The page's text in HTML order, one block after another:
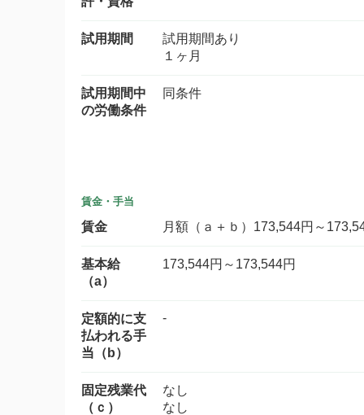
試用期間
試用期間あり
１ヶ月
試用期間中
の労働条件
同条件
賃金・手当
賃金 月額（ａ＋ｂ）173,544円～
基本給
（a）
173,544円～173,544円
定額的に支
払われる手
当（b）
-
固定残業代
（ｃ）
なし
なし